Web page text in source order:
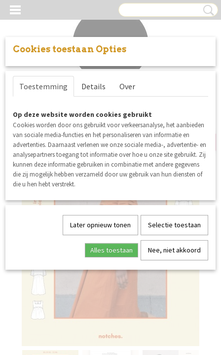
Inloggen Registreren
nieuw
Cookies toestaan Opties
Toestemming Details Over
Op deze website worden cookies gebruikt
Cookies worden door ons gebruikt voor verkeersanalyse, het aanbieden
van sociale media-functies en het personaliseren van informatie en
advertenties. Daarnaast verlenen we onze sociale media-, advertentie- en
analysepartners toegang tot informatie over hoe u onze site gebruikt. Zij
kunnen deze informatie gebruiken in combinatie met andere gegevens
die zij mogelijk hebben verzameld door uw gebruik van hun diensten of
die u hen hebt verstrekt.
Later opnieuw tonen Selectie toestaan
Alles toestaan Nee, niet akkoord